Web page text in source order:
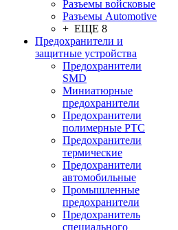
Разъемы войсковые
Разъeмы Automotive
+ ЕЩЕ 8
Предохранители и
защитные устройства
Предохранители
SMD
Миниатюрные
предохранители
Предохранители
полимерные PTC
Предохранители
термические
Предохранители
автомобильные
Промышленные
предохранители
Предохранитель
специального